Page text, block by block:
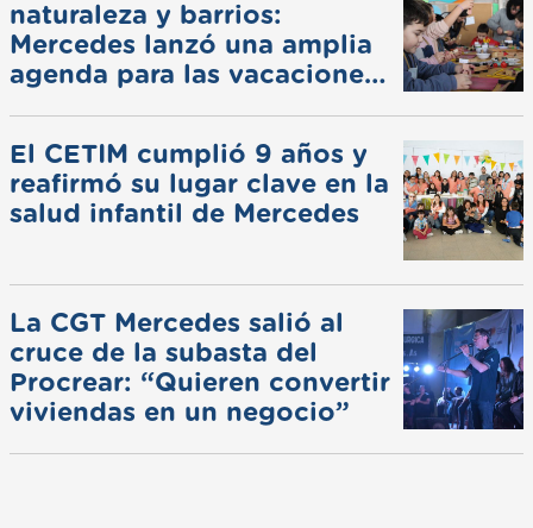
naturaleza y barrios:
Mercedes lanzó una amplia
agenda para las vacaciones
El CETIM cumplió 9 años y
reafirmó su lugar clave en la
salud infantil de Mercedes
La CGT Mercedes salió al
cruce de la subasta del
Procrear: “Quieren convertir
viviendas en un negocio”